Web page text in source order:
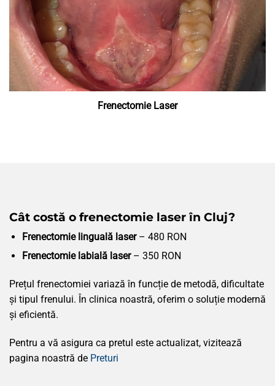
Frenectomie Laser
Cât costă o frenectomie laser în Cluj?
Frenectomie linguală laser– 480 RON
Frenectomie labială laser– 350 RON
Prețul frenectomiei variază în funcție de metodă, dificultate
și tipul frenului. În clinica noastră, oferim o soluție modernă
și eficientă.
Pentru a vă asigura ca pretul este actualizat, vizitează
pagina noastră de Preturi